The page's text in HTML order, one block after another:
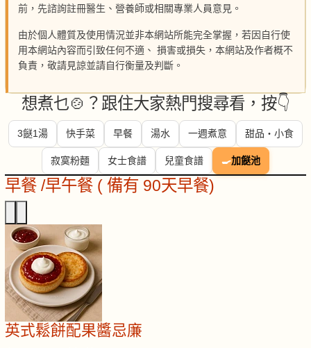
前，先諮詢註冊醫生、營養師或相關專業人員意見。
由於個人體質及使用情況並非本網站所能完全掌握，若因自行使
用本網站內容而引致任何不適、 損害或損失，本網站及作者概不
負責，敬請見諒並請自行衡量及判斷。
想煮乜🍲？跟住大家熱門搜尋看，按👇
3餸1湯 快手菜 早餐 湯水 一週煮意 甜品・小食
寂寞粉麵 女士食譜 兒童食譜 🍳加餸池
早餐 /早午餐 ( 備有 90天早餐)
英式鬆餅配果醬忌廉